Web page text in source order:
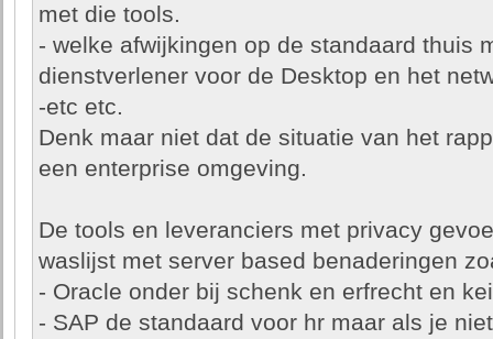
met die tools.
- welke afwijkingen op de standaard thuis
dienstverlener voor de Desktop en het
-etc etc.
Denk maar niet dat de situatie van het
een enterprise omgeving.
De tools en leveranciers met privacy
waslijst met server based benaderingen
- Oracle onder bij schenk en erfrecht en
- SAP de standaard voor hr maar als je